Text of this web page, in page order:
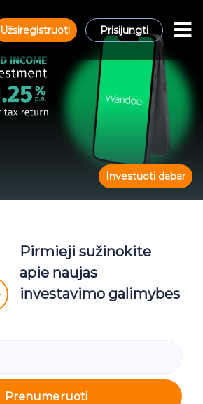
Užsiregistruoti Prisijungti
Investuoti dabar
Pirmieji sužinokite
apie naujas
investavimo galimybes
Prenumeruoti